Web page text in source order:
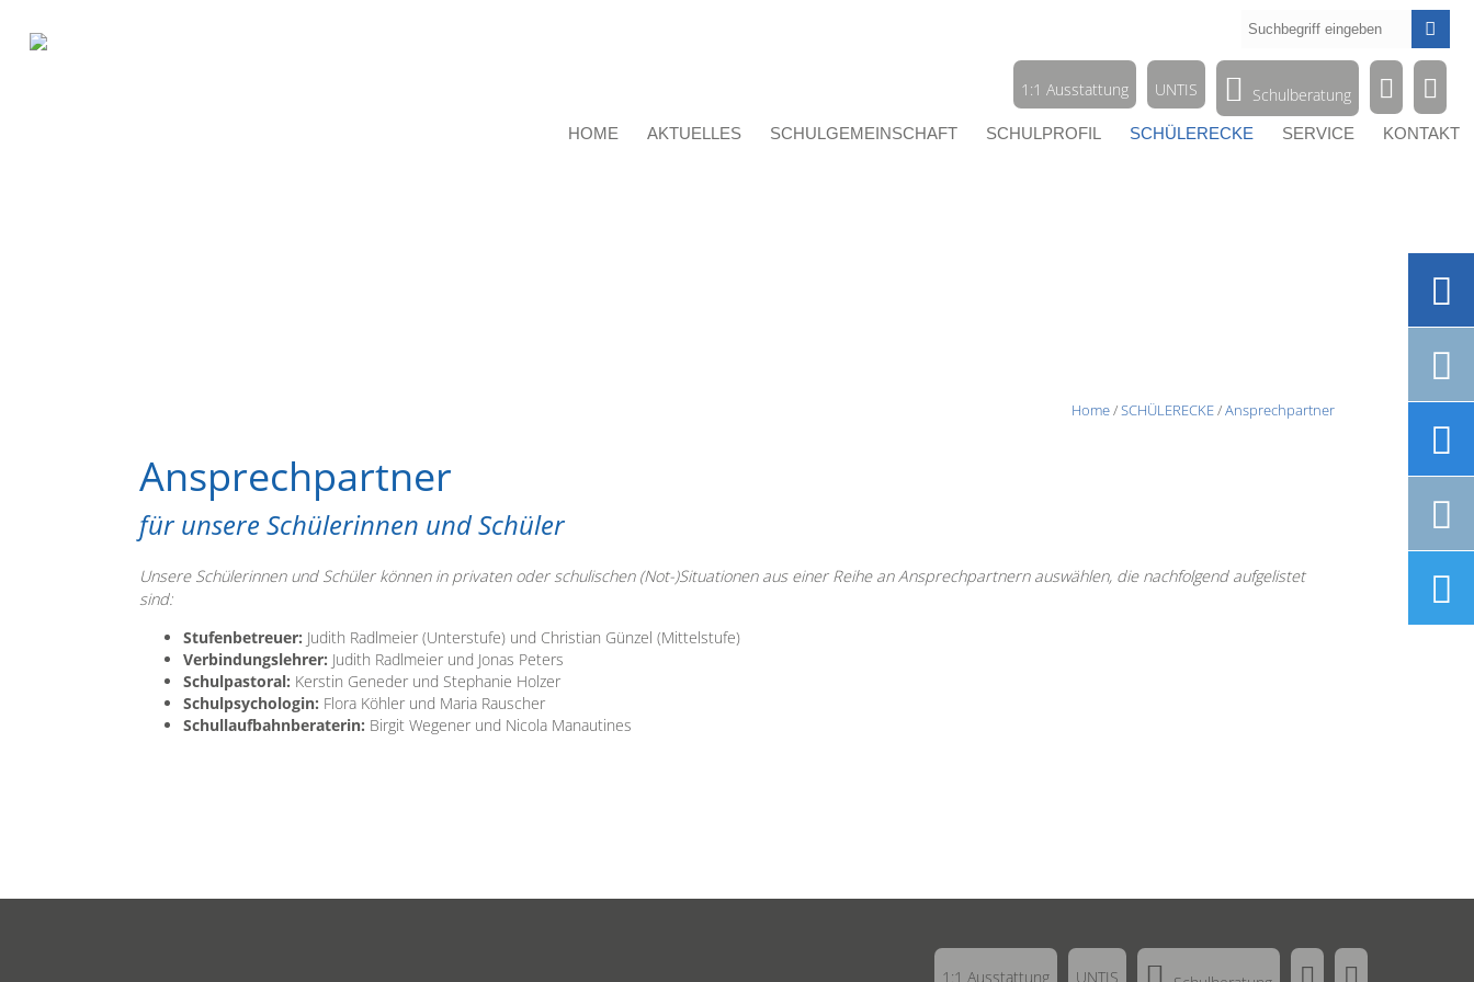

HOME AKTUELLES SCHULGEMEINSCHAFT SCHULPROFIL SCHÜLERECKE SERVICE KONTAKT


 Schulberatung
UNTIS
1:1 Ausstattung
Home/SCHÜLERECKE/Ansprechpartner
Ansprechpartner
für unsere Schülerinnen und Schüler
Unsere Schülerinnen und Schüler können in privaten oder schulischen (Not-)Situationen aus einer Reihe an Ansprechpartnern auswählen, die nachfolgend aufgelistet
sind:
Stufenbetreuer: Judith Radlmeier (Unterstufe) und Christian Günzel (Mittelstufe)
Verbindungslehrer: Judith Radlmeier und Jonas Peters
Schulpastoral: Kerstin Geneder und Stephanie Holzer
Schulpsychologin: Flora Köhler und Maria Rauscher
Schullaufbahnberaterin: Birgit Wegener und Nicola Manautines
UNTIS
1:1 Ausstattung




